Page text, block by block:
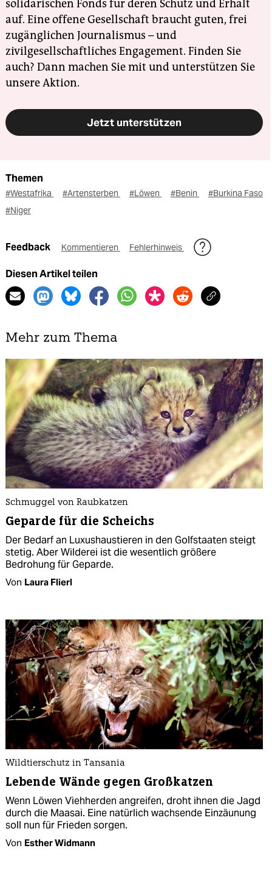
solidarischen Fonds für deren Schutz und Erhalt
auf. Eine offene Gesellschaft braucht guten, frei
zugänglichen Journalismus – und
zivilgesellschaftliches Engagement. Finden Sie
auch? Dann machen Sie mit und unterstützen Sie
unsere Aktion.
Jetzt unterstützen
Themen
#Westafrika #Artensterben #Löwen #Benin
#Burkina Faso
#Niger
Feedback Kommentieren Fehlerhinweis
Diesen Artikel teilen
Mehr zum Thema
Schmuggel von Raubkatzen
Geparde für die Scheichs
Der Bedarf an Luxushaustieren in den Golfstaaten steigt
stetig. Aber Wilderei ist die wesentlich größere
Bedrohung für Geparde.
Von Laura Flierl
Wildtierschutz in Tansania
Lebende Wände gegen Großkatzen
Wenn Löwen Viehherden angreifen, droht ihnen die Jagd
durch die Maasai. Eine natürlich wachsende Einzäunung
soll nun für Frieden sorgen.
Von Esther Widmann